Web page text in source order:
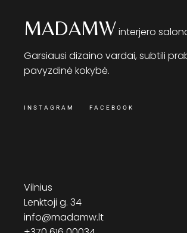
MADAMWinterjero
Garsiausi dizaino vardai, subtili
pavyzdinė kokybė.
INSTAGRAM FACEBOOK
Vilnius
Lenktoji g. 34
info@madamw.lt